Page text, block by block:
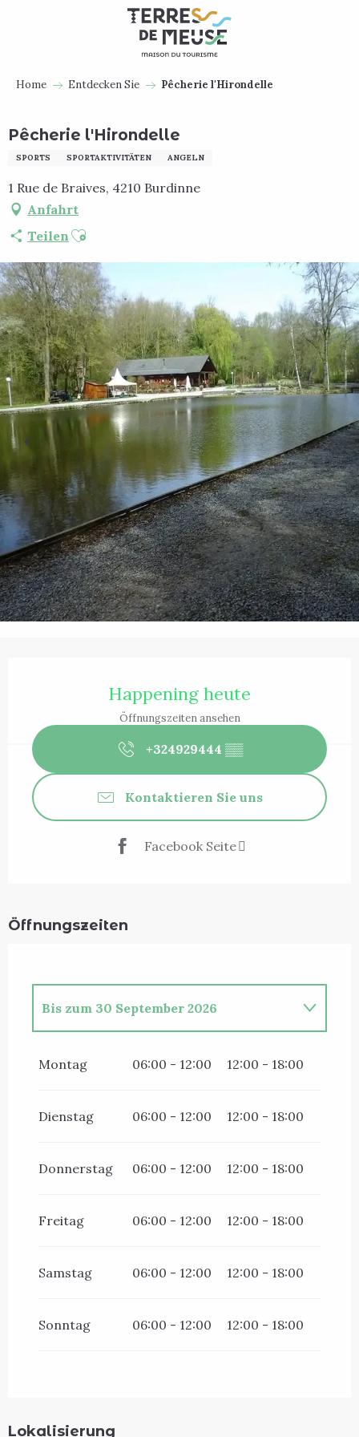
Home Entdecken Sie Pêcherie l'Hirondelle
Pêcherie l'Hirondelle
SPORTS SPORTAKTIVITÄTEN ANGELN
1 Rue de Braives, 4210 Burdinne
Anfahrt
Teilen Ajouter aux favoris
Happening heute
Öffnungszeiten ansehen
+324929444 ▒▒
Kontaktieren Sie uns
Facebook Seite
Öffnungszeiten
2026
Bis zum 30 September 2026
Montag 06:00 - 12:00 12:00 - 18:00
Dienstag 06:00 - 12:00 12:00 - 18:00
Donnerstag 06:00 - 12:00 12:00 - 18:00
Freitag 06:00 - 12:00 12:00 - 18:00
Samstag 06:00 - 12:00 12:00 - 18:00
Sonntag 06:00 - 12:00 12:00 - 18:00
Lokalisierung